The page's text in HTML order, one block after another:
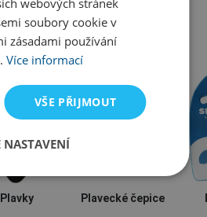
kategorie
Plavky Plavecké čepice
webových stránek
soubory cookie v
zásadami používání
Více informací
VŠE PŘIJMOUT
NASTAVENÍ